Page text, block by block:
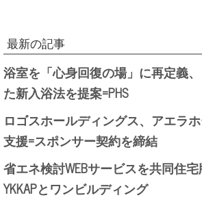
最新の記事
浴室を「心身回復の場」に再定義
た新入浴法を提案=PHS
ロゴスホールディングス、アエラ
支援=スポンサー契約を締結
省エネ検討WEBサービスを共同住宅
YKKAPとワンビルディング